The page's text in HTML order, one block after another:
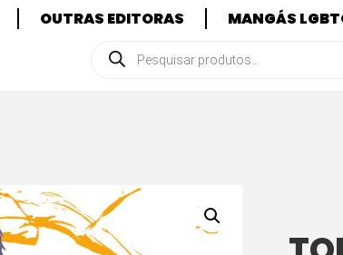
OUTRAS EDITORAS MANGÁS